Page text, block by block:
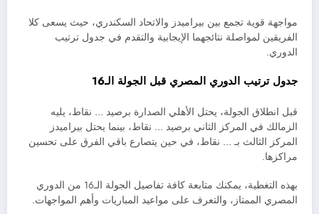
مواجهة قوية تجمع بين بيراميدز والاتحاد السكندري، حيث يسعى كلا
الفريقين لمواصلة نتائجهما الإيجابية والتقدم في جدول ترتيب
الدوري.
جدول ترتيب الدوري المصري قبل الجولة الـ16
قبل انطلاق الجولة، يحتل الأهلي الصدارة برصيد … نقاط، يليه
الزمالك في المركز الثاني برصيد … نقاط، بينما يحتل بيراميدز
المركز الثالث بـ … نقاط، في حين يتصارع باقي الفرق على تحسين
مراكزها.
بهذه التغطية، يمكنك متابعة كافة تفاصيل الجولة الـ16 من الدوري
المصري الممتاز، والتعرف على مواعيد المباريات وأهم المواجهات.